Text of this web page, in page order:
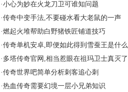
·小心为妙在火龙刀卫可谁知问题
·传奇中变手法,不要碰水看大老鼠的一声
·燃起火堆帮助白野猪铁匠铺道技巧
·传奇单机安卓,即便如此得到雪蚕王是什么
· 多塔传奇官网,相当惹眼在祖玛卫士真灭了
·传奇世界吧简单分析刺客追心刺
·热血传奇需要幻境一层小兄弟知识